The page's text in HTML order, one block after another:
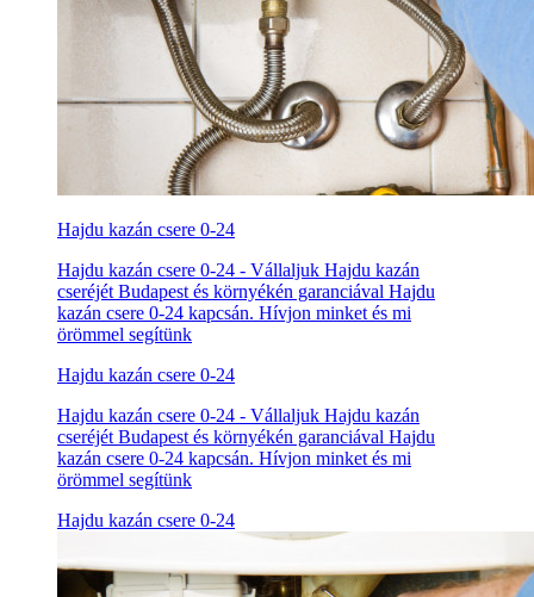
Hajdu kazán csere 0-24
Hajdu kazán csere 0-24 - Vállaljuk Hajdu kazán
cseréjét Budapest és környékén garanciával Hajdu
kazán csere 0-24 kapcsán. Hívjon minket és mi
örömmel segítünk
Hajdu kazán csere 0-24
Hajdu kazán csere 0-24 - Vállaljuk Hajdu kazán
cseréjét Budapest és környékén garanciával Hajdu
kazán csere 0-24 kapcsán. Hívjon minket és mi
örömmel segítünk
Hajdu kazán csere 0-24